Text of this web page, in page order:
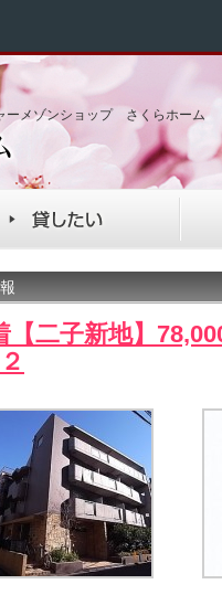
ーメゾンショップ さくらホーム
【二子新地】